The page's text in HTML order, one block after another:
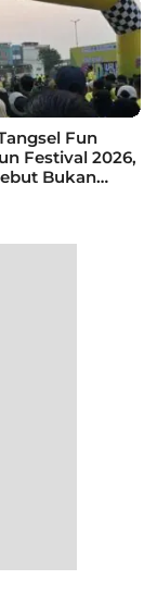
Fun
Festival 2026,
Bukan